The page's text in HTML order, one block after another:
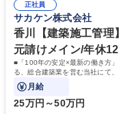
い方は施工管理補助から入ってい
【建築施工管理】年間休日
実
年4月より完全週休二日制
を積極的に取り入れ、定着率も抜群。 学歴・資格 学
短大 専修学校 高校 語学力
正社員
サカケン株式会社
香川【建築施工管理
元請けメイン/年休
■「100年の安定×最新の働き方
る、総合建築業を営む当社にて
ていただきます。
月給
25万円～50万円